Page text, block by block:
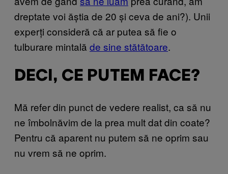
dreptate voi ăștia de 20 și ceva de ani?). Unii
experți consideră că ar putea să fie o
tulburare mintală de sine stătătoare.
DECI, CE PUTEM FACE?
Mă refer din punct de vedere realist, ca să nu
ne îmbolnăvim de la prea mult dat din coate?
Pentru că aparent nu putem să ne oprim sau
nu vrem să ne oprim.